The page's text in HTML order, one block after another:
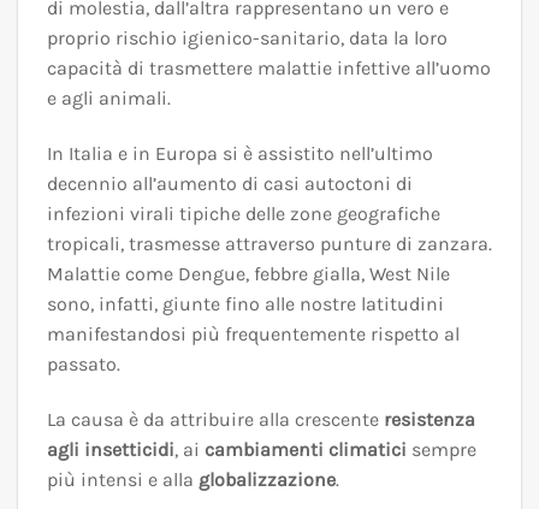
di molestia, dall’altra rappresentano un vero e
proprio rischio igienico-sanitario, data la loro
capacità di trasmettere malattie infettive all’uomo
e agli animali.
In Italia e in Europa si è assistito nell’ultimo
decennio all’aumento di casi autoctoni di
infezioni virali tipiche delle zone geografiche
tropicali, trasmesse attraverso punture di zanzara.
Malattie come Dengue, febbre gialla, West Nile
sono, infatti, giunte fino alle nostre latitudini
manifestandosi più frequentemente rispetto al
passato.
La causa è da attribuire alla crescente resistenza
agli insetticidi, ai cambiamenti climatici sempre
più intensi e alla globalizzazione.